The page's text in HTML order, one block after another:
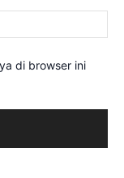
di browser ini